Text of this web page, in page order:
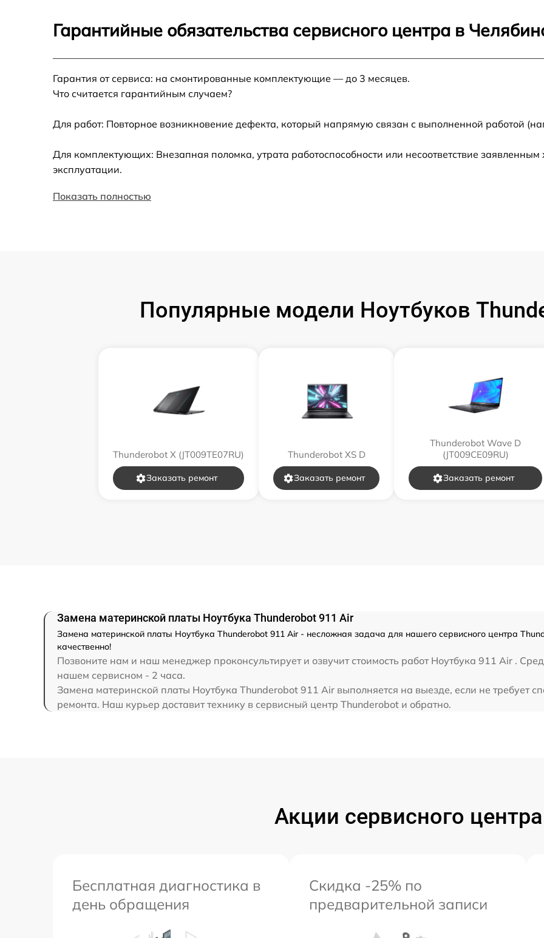
Замена вебкамеры от 50 мин
Настройка Wi-Fi от 70 мин
Замена звуковой карты от 120 мин
Замена оперативной памяти
Замена системы охлаждения
Замена термопасты от 30 мин
Замена SSD
Замена аккумулятора от 40 мин
Замена клавиатуры от 70 мин
Гарантийные обязательства сервисного центра в
Гарантия от сервиса: на смонтированные комплектующие — до 3 месяцев.
Что считается гарантийным случаем?
Для работ: Повторное возникновение дефекта, который напрямую связан с выполненной работой
Для комплектующих: Внезапная поломка, утрата работоспособности или несоответствие
эксплуатации.
Показать полностью
Популярные модели Ноутбуков
Thunderobot X (JT009TE07RU)
Заказать ремонт
Thunderobot XS D
Заказать ремонт
Thunderobot Wave D
(JT009CE09RU)
Заказать ремонт
Замена материнской платы Ноутбука Thunderobot 911 Air
Замена материнской платы Ноутбука Thunderobot 911 Air - несложная задача для нашего сервисного центра
качественно!
Позвоните нам и наш менеджер проконсультирует и озвучит стоимость работ Ноутбука 911 Air .
нашем сервисном - 2 часа.
Замена материнской платы Ноутбука Thunderobot 911 Air выполняется на выезде, если не требует
ремонта. Наш курьер доставит технику в сервисный центр Thunderobot и обратно.
Акции сервисного центра
Бесплатная диагностика в
день обращения
Скидка -25% по
предварительной записи